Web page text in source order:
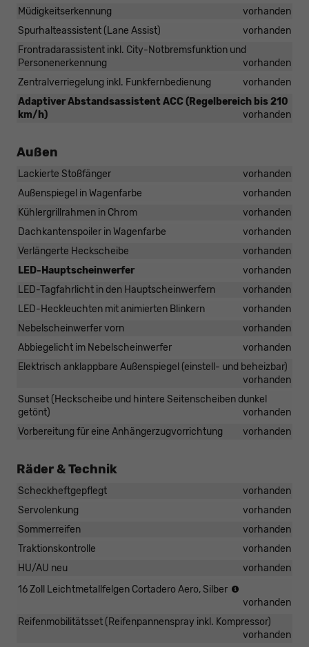
Müdigkeitserkennung
vorhanden
Spurhalteassistent (Lane Assist)
vorhanden
Frontradarassistent inkl. City-Notbremsfunktion und
Personenerkennung
vorhanden
Zentralverriegelung inkl. Funkfernbedienung
vorhanden
Adaptiver Abstandsassistent ACC (Regelbereich bis 210
km/h)
vorhanden
Außen
Lackierte Stoßfänger
vorhanden
Außenspiegel in Wagenfarbe
vorhanden
Kühlergrillrahmen in Chrom
vorhanden
Dachkantenspoiler in Wagenfarbe
vorhanden
Verlängerte Heckscheibe
vorhanden
LED-Hauptscheinwerfer
vorhanden
LED-Tagfahrlicht in den Hauptscheinwerfern
vorhanden
LED-Heckleuchten mit animierten Blinkern
vorhanden
Nebelscheinwerfer vorn
vorhanden
Abbiegelicht im Nebelscheinwerfer
vorhanden
Elektrisch anklappbare Außenspiegel (einstell- und beheizbar)
vorhanden
Sunset (Heckscheibe und hintere Seitenscheiben dunkel
getönt)
vorhanden
Vorbereitung für eine Anhängerzugvorrichtung
vorhanden
Räder & Technik
Scheckheftgepflegt
vorhanden
Servolenkung
vorhanden
Sommerreifen
vorhanden
Traktionskontrolle
vorhanden
HU/AU neu
vorhanden
16 Zoll Leichtmetallfelgen Cortadero Aero, Silber
205/55
vorhanden
Reifenmobilitätsset (Reifenpannenspray inkl. Kompressor)
vorhanden